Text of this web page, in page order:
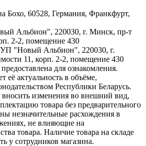
Бохо, 60528, Германия, Франкфурт,
Альбион", 220030, г. Минск, пр-т
2-2, помещение 430
"Новый Альбион", 220030, г.
11, корп. 2-2, помещение 430
для ознакомления.
её актуальность в объёме,
Республики Беларусь.
изменения во внешний вид,
товара без предварительного
незначительные расхождения в
не влияющие на
товара. Наличие товара на складе
у сотрудников магазина.